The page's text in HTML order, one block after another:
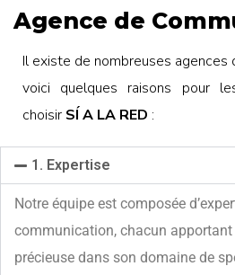
Agence de
Il existe de nombreuses agences
voici quelques raisons pour
choisir SÍ A LA RED :
1. Expertise
Notre équipe est composée
communication, chacun apportant
précieuse dans son domaine de